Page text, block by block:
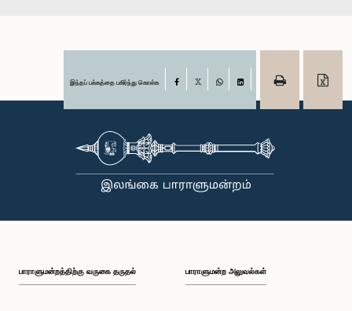
இந்தப் பக்கத்தை பகிர்ந்து கொள்க Facebook
பாராளுமன்றத்திற்கு வருகை தருதல் பாராளுமன்ற அலுவல்கள்